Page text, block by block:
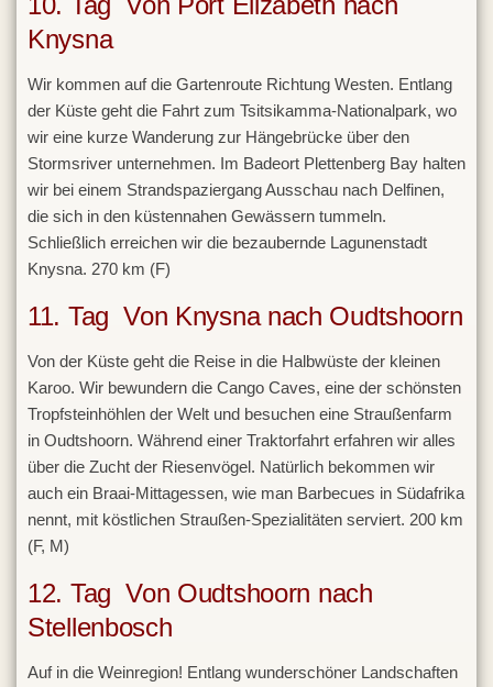
Knysna
Wir kommen auf die Gartenroute Richtung Westen. Entlang
der Küste geht die Fahrt zum Tsitsikamma-Nationalpark, wo
wir eine kurze Wanderung zur Hängebrücke über den
Stormsriver unternehmen. Im Badeort Plettenberg Bay halten
wir bei einem Strandspaziergang Ausschau nach Delfinen,
die sich in den küstennahen Gewässern tummeln.
Schließlich erreichen wir die bezaubernde Lagunenstadt
Knysna. 270 km (F)
11. Tag Von Knysna nach Oudtshoorn
Von der Küste geht die Reise in die Halbwüste der kleinen
Karoo. Wir bewundern die Cango Caves, eine der schönsten
Tropfsteinhöhlen der Welt und besuchen eine Straußenfarm
in Oudtshoorn. Während einer Traktorfahrt erfahren wir alles
über die Zucht der Riesenvögel. Natürlich bekommen wir
auch ein Braai-Mittagessen, wie man Barbecues in Südafrika
nennt, mit köstlichen Straußen-Spezialitäten serviert. 200 km
(F, M)
12. Tag Von Oudtshoorn nach
Stellenbosch
Auf in die Weinregion! Entlang wunderschöner Landschaften